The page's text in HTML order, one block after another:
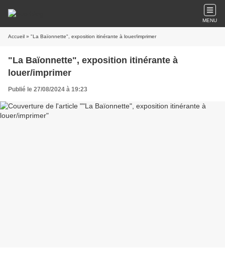
MENU
Accueil » "La Baïonnette", exposition itinérante à louer/imprimer
"La Baïonnette", exposition itinérante à
louer/imprimer
Publié le 27/08/2024 à 19:23